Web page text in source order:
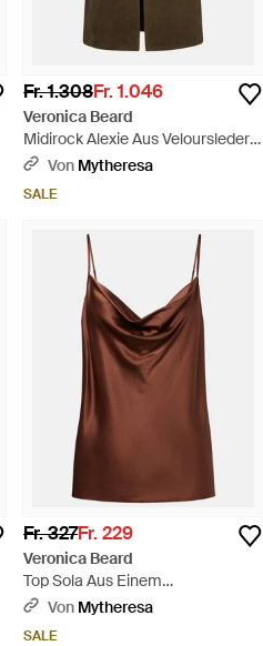
Fr. 1.308Fr. 1.046
Veronica Beard
Midirock Alexie Aus Veloursleder -
GrünVon Mytheresa
SALE
Fr. 327Fr. 229
Veronica Beard
Top Sola Aus Einem
Seidengemisch - Braun
Von Mytheresa
SALE